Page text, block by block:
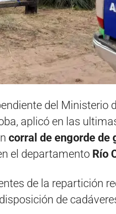
del Ministerio
aplicó en las
corral de engorde de
el departamento Río
de la repartición
de